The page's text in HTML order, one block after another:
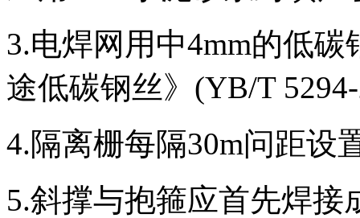
3.电焊网用中4mm的低
途低碳钢丝》(YB/T
4.隔离栅每隔30m问距设
5.斜撑与抱箍应首先焊